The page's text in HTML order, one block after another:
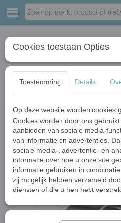
Home › Bad kranen › Chroom bad
delig chroom met handdouche
Cookies toestaan Opties
Toestemming Details
Op deze website worden cookies
Cookies worden door ons
aanbieden van sociale media-
van informatie en advertenties.
sociale media-, advertentie- en
informatie over hoe u onze site
informatie gebruiken in
zij mogelijk hebben verzameld
diensten of die u hen hebt